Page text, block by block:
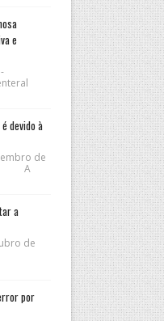
e
devido à
de
A
a
de
por